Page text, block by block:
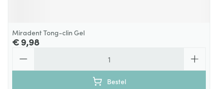
Miradent Tong-clin Gel
€ 9,98
Bestel